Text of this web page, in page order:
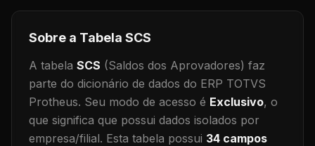
Sobre a Tabela SCS
A tabela SCS (Saldos dos Aprovadores) faz
parte do dicionário de dados do ERP TOTVS
Protheus. Seu modo de acesso é Exclusivo, o
que significa que possui dados isolados por
empresa/filial. Esta tabela possui 34 campos